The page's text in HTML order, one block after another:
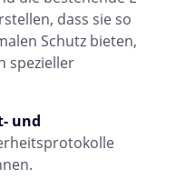
dass sie so
Schutz bieten,
spezieller
und